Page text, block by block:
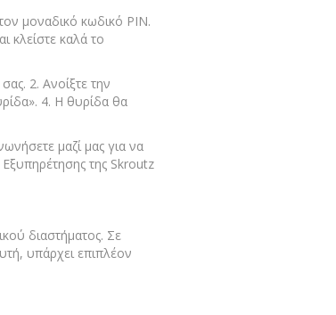
μοναδικό κωδικό PIN.
κλείστε καλά το
2. Ανοίξτε την
4. Η θυρίδα θα
μαζί μας για να
της Skroutz
διαστήματος. Σε
υπάρχει επιπλέον